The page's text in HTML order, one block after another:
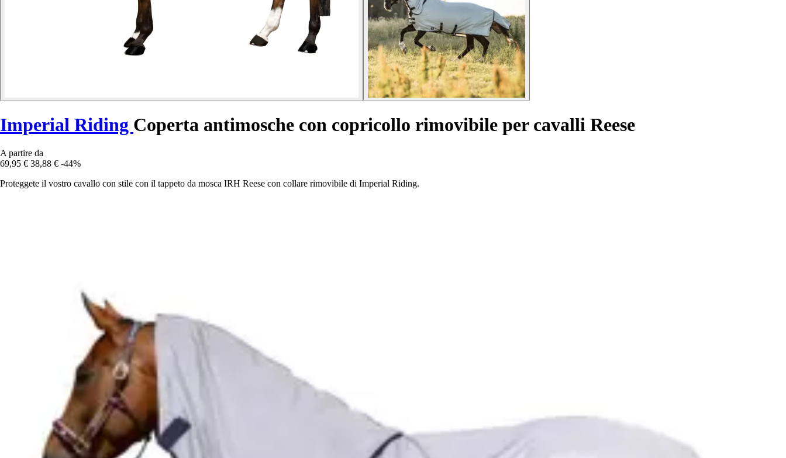
Imperial Riding Coperta antimosche con copricollo rimovibile per cavalli Reese
A partire da
69,95 € 38,88 € -44%
Proteggete il vostro cavallo con stile con il tappeto da mosca IRH Reese con collare rimovibile di Imperial Riding.